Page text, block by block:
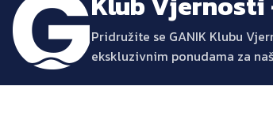
Pridružite se GANIK Klubu
ekskluzivnim ponudama za